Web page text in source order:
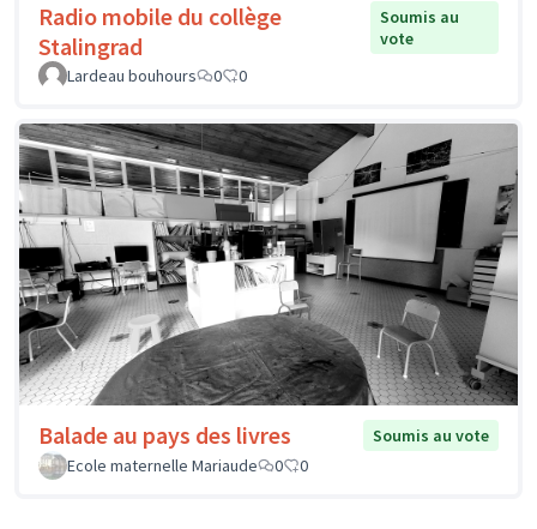
Radio mobile du collège
Stalingrad
Soumis au
vote
Lardeau bouhours
0 0
Balade au pays des livres
Soumis au vote
Ecole maternelle Mariaude
0 0